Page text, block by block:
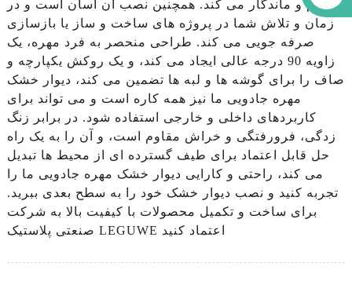
بادوام و ماندگار می کند. همچنین نصب آن آسان است و در
زمان و تلاش شما در پروژه های ساخت و ساز یا بازسازی
صرفه جویی می کند. طراحی منحصر به فرد مهره، یک
زاویه 90 درجه عالی ایجاد می کند، و یک روکش یکپارچه و
صاف را برای گوشه ها و لبه ها تضمین می کند، دیوار خشک
مهره جادویی ما نیز همه کاره است و می تواند برای
کاربردهای داخلی و خارجی استفاده شود. در برابر زنگ
زدگی، فرورفتگی و خراش مقاوم است، و آن را به یک راه
حل قابل اعتماد برای طیف گسترده ای از محیط ها تبدیل
می کند، راحتی و کارایی دیوار خشک مهره جادویی ما را
تجربه کنید و نصب دیوار خشک خود را به سطح بعدی ببرید.
برای ساخت و تکمیل محصولات با کیفیت بالا به شرکت
صنعتی پلاستیک LEGUWE اعتماد کنید